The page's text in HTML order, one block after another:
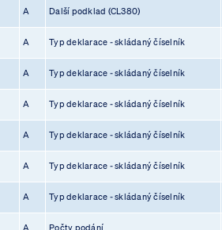
A Další podklad (CL380)
A Typ deklarace - skládaný číselník
A Typ deklarace - skládaný číselník
A Typ deklarace - skládaný číselník
A Typ deklarace - skládaný číselník
A Typ deklarace - skládaný číselník
A Typ deklarace - skládaný číselník
A Počty podání